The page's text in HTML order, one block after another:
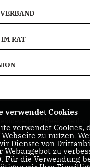
RAT
verwendet Cookies
verwendet Cookies,
zu nutzen.
Dienste von
Webangebot zu
Für die Verwendung